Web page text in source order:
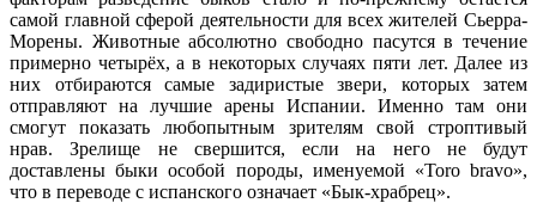
самой главной сферой деятельности для всех жителей Сьерра-
Морены. Животные абсолютно свободно пасутся в течение
примерно четырёх, а в некоторых случаях пяти лет. Далее из
них отбираются самые задиристые звери, которых затем
отправляют на лучшие арены Испании. Именно там они
смогут показать любопытным зрителям свой строптивый
нрав. Зрелище не свершится, если на него не будут
доставлены быки особой породы, именуемой «Toro bravo»,
что в переводе с испанского означает «Бык-храбрец».